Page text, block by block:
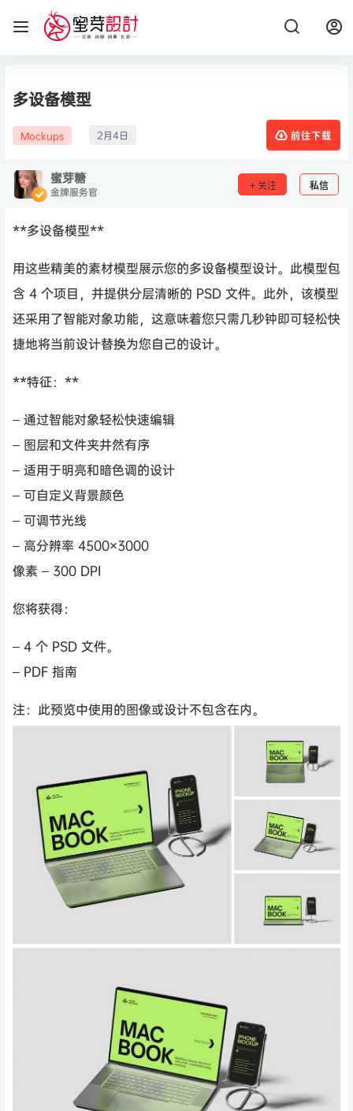
多设备模型
Mockups 2月4日 前往下载
蜜芽糖
金牌服务官 关注 私信
**多设备模型**
用这些精美的素材模型展示您的多设备模型设计。此模型包
含 4 个项目，并提供分层清晰的 PSD 文件。此外，该模型
还采用了智能对象功能，这意味着您只需几秒钟即可轻松快
捷地将当前设计替换为您自己的设计。
**特征：**
– 通过智能对象轻松快速编辑
– 图层和文件夹井然有序
– 适用于明亮和暗色调的设计
– 可自定义背景颜色
– 可调节光线
– 高分辨率 4500×3000
像素 – 300 DPI
您将获得：
– 4 个 PSD 文件。
– PDF 指南
注：此预览中使用的图像或设计不包含在内。